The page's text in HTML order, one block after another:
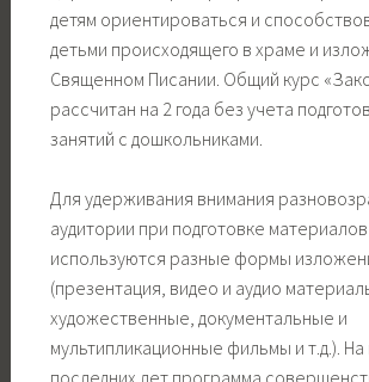
детям ориентироваться и
детьми происходящего в храме и
Священном Писании. Общий курс
рассчитан на 2 года без учета
занятий с дошкольниками.
Для удерживания внимания
аудитории при подготовке
используются разные формы
(презентация, видео и аудио
художественные, документальные и
мультипликационные фильмы и т.д.).